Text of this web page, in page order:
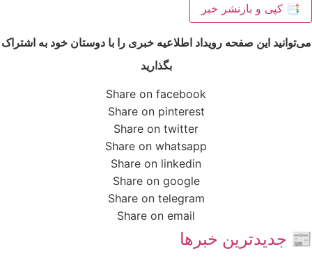
📑 کپی و بازنشر خبر
می‌توانید این صفحه رویداد اطلاعیه خبری را با دوستان خود به اشتراک
بگذارید
Share on facebook
Share on pinterest
Share on twitter
Share on whatsapp
Share on linkedin
Share on google
Share on telegram
Share on email
📰 جدیدترین خبرها